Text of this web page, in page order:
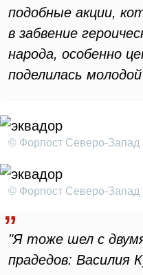
подобные акции,
в забвение
народа, особенно
поделилась
© Форпост Северо-Запад
© Форпост Северо-Запад
"Я тоже шел с
прадедов: Василия